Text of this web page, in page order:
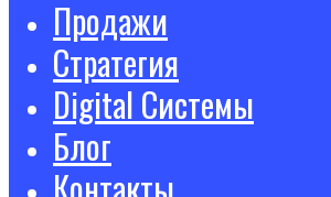
Продажи
Стратегия
Digital Системы
Блог